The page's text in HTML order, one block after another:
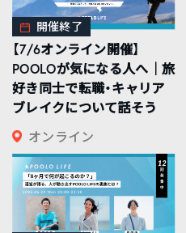
開催終了
【7/6オンライン開催】
POOLOが気になる人へ｜旅
好き同士で転職・キャリア
ブレイクについて話そう
オンライン